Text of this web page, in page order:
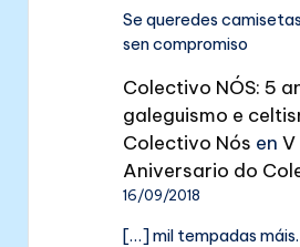
Se queredes
sen compromiso
Colectivo NÓS: 5
galeguismo e
Colectivo Nós enV
Aniversario do
16/09/2018
[…] mil tempadas máis.